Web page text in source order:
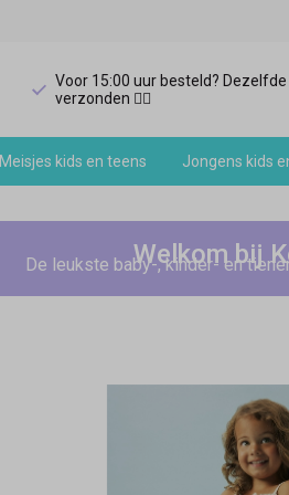
Voor 15:00 uur besteld? Dezelfde
verzonden 🏃‍♀️
Meisjes kids en teens Jongens kids
Welkom bij
De leukste baby-, kinder- en